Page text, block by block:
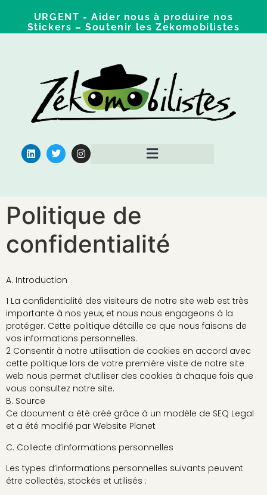
URGENT - Aider nous à produire nos
Stickers – Soutenir les Zekomobilistes
Politique de
confidentialité
A. Introduction
1 La confidentialité des visiteurs de notre site web est très
importante à nos yeux, et nous nous engageons à la
protéger. Cette politique détaille ce que nous faisons de
vos informations personnelles.
2 Consentir à notre utilisation de cookies en accord avec
cette politique lors de votre première visite de notre site
web nous permet d’utiliser des cookies à chaque fois que
vous consultez notre site.
B. Source
Ce document a été créé grâce à un modèle de SEQ Legal
et a été modifié par Website Planet
C. Collecte d’informations personnelles
Les types d’informations personnelles suivants peuvent
être collectés, stockés et utilisés :